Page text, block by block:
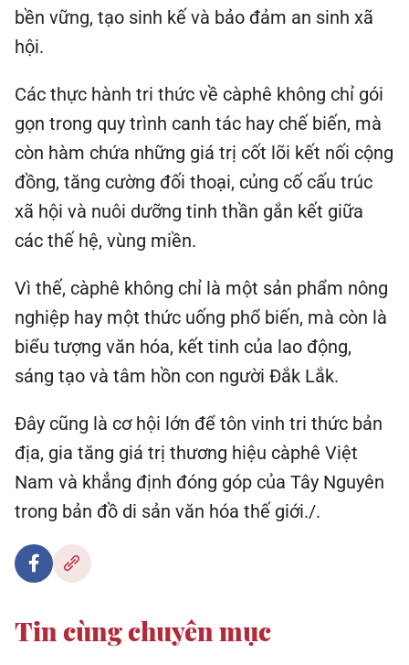
bền vững, tạo sinh kế và bảo đảm an sinh xã
hội.
Các thực hành tri thức về càphê không chỉ gói
gọn trong quy trình canh tác hay chế biến, mà
còn hàm chứa những giá trị cốt lõi kết nối cộng
đồng, tăng cường đối thoại, củng cố cấu trúc
xã hội và nuôi dưỡng tinh thần gắn kết giữa
các thế hệ, vùng miền.
Vì thế, càphê không chỉ là một sản phẩm nông
nghiệp hay một thức uống phổ biến, mà còn là
biểu tượng văn hóa, kết tinh của lao động,
sáng tạo và tâm hồn con người Đắk Lắk.
Đây cũng là cơ hội lớn để tôn vinh tri thức bản
địa, gia tăng giá trị thương hiệu càphê Việt
Nam và khẳng định đóng góp của Tây Nguyên
trong bản đồ di sản văn hóa thế giới./.
Tin cùng chuyên mục